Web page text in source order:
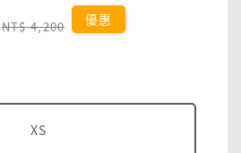
Regular
NT$ 4,200 優惠
XS